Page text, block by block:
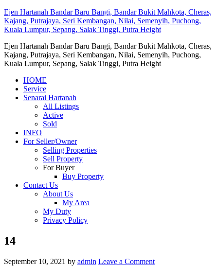
Ejen Hartanah Bandar Baru Bangi, Bandar Bukit Mahkota, Cheras,
Kajang, Putrajaya, Seri Kembangan, Nilai, Semenyih, Puchong,
Kuala Lumpur, Sepang, Salak Tinggi, Putra Height
Ejen Hartanah Bandar Baru Bangi, Bandar Bukit Mahkota, Cheras,
Kajang, Putrajaya, Seri Kembangan, Nilai, Semenyih, Puchong,
Kuala Lumpur, Sepang, Salak Tinggi, Putra Height
HOME
Service
Senarai Hartanah
All Listings
Active
Sold
INFO
For Seller/Owner
Selling Properties
Sell Property
For Buyer
Buy Property
Contact Us
About Us
My Area
My Duty
Privacy Policy
14
September 10, 2021 by admin Leave a Comment